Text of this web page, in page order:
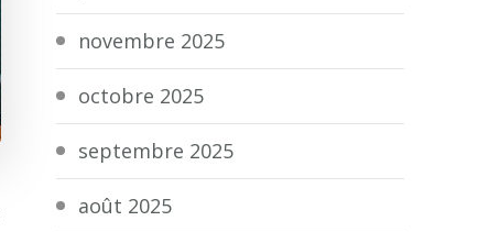
novembre 2025
octobre 2025
septembre 2025
août 2025